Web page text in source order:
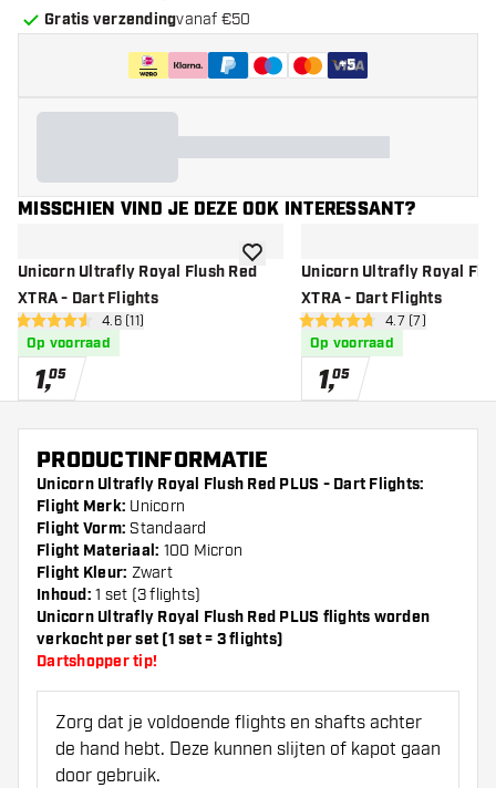
Gratis verzendingvanaf €50
+5
MISSCHIEN VIND JE DEZE OOK INTERESSANT?
Unicorn Ultrafly Royal Flush Red
XTRA - Dart Flights
open reviews drawer
4.6 score sterren4.6 (11)
Op voorraad
1,05
toevoegen aan verlanglijst
Unicorn Ultrafly Royal
XTRA - Dart Flights
open reviews
4.7 score sterren4.7 (7)
Op voorraad
1,05
PRODUCTINFORMATIE
Unicorn Ultrafly Royal Flush Red PLUS - Dart Flights:
Flight Merk: Unicorn
Flight Vorm: Standaard
Flight Materiaal: 100 Micron
Flight Kleur: Zwart
Inhoud: 1 set (3 flights)
Unicorn Ultrafly Royal Flush Red PLUS flights worden
verkocht per set (1 set = 3 flights)
Dartshopper tip!
Zorg dat je voldoende flights en shafts achter
de hand hebt. Deze kunnen slijten of kapot gaan
door gebruik.